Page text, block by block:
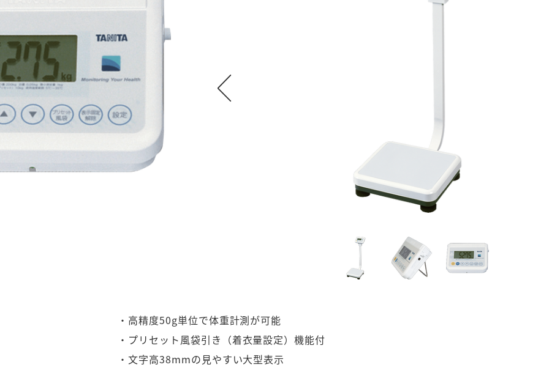
・高精度50g単位で体重計測が可能
・プリセット風袋引き（着衣量設定）機能付
・文字高38mmの見やすい大型表示